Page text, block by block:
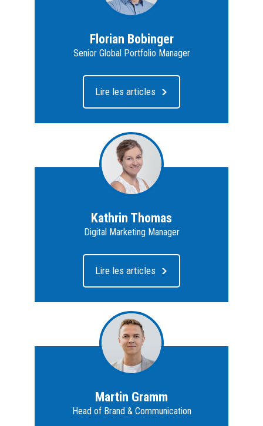
Florian Bobinger
Senior Global Portfolio Manager
Lire les articles
Kathrin Thomas
Digital Marketing Manager
Lire les articles
Martin Gramm
Head of Brand & Communication